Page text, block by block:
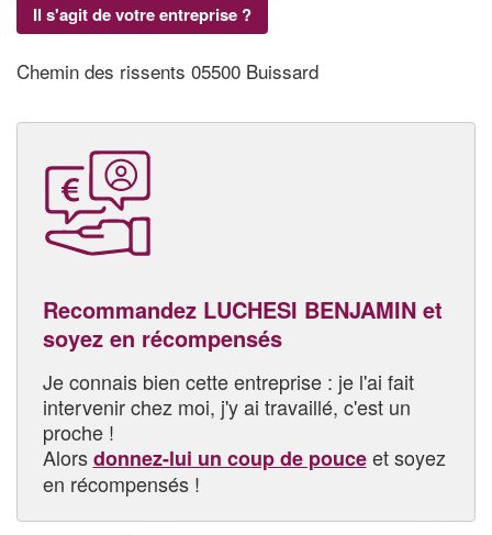
Il s'agit de votre entreprise ?
Chemin des rissents 05500 Buissard
Recommandez LUCHESI BENJAMIN et
soyez en récompensés
Je connais bien cette entreprise : je l'ai fait
intervenir chez moi, j'y ai travaillé, c'est un
proche !
Alorsdonnez-lui un coup de pouceet soyez
en récompensés !